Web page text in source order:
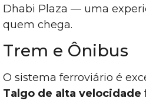
Dhabi Plaza — uma
quem chega.
Trem e Ônibus
O sistema ferroviário é
Talgo de alta velocidade